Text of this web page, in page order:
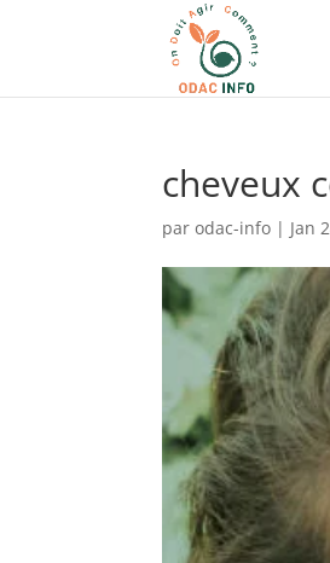
cheveux
parodac-info | Jan